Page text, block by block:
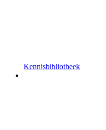
Kennisbibliotheek